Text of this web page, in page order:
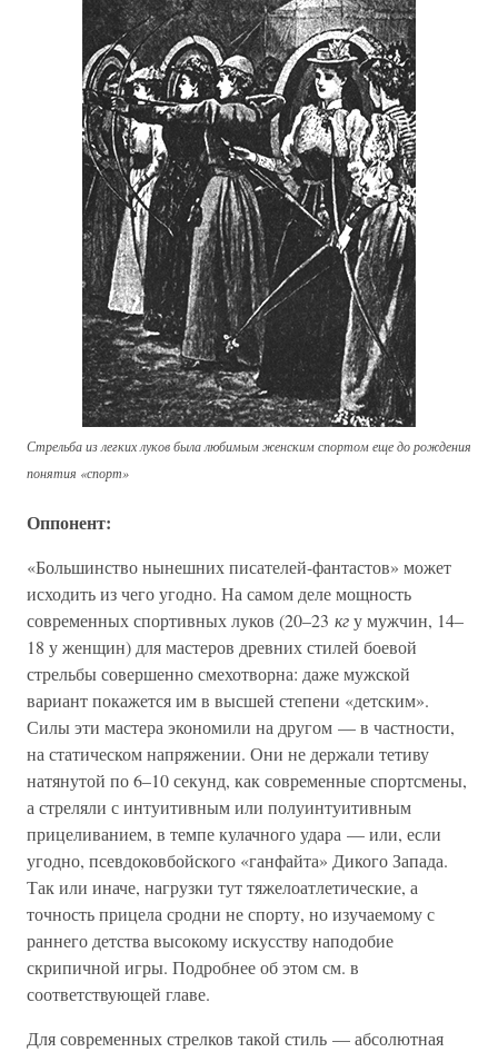
Стрельба из легких луков была любимым женским спортом еще до рождения
понятия «спорт»
Оппонент:
«Большинство нынешних писателей-фантастов» может
исходить из чего угодно. На самом деле мощность
современных спортивных луков (20–23 кгу мужчин, 14–
18 у женщин) для мастеров древних стилей боевой
стрельбы совершенно смехотворна: даже мужской
вариант покажется им в высшей степени «детским».
Силы эти мастера экономили на другом — в частности,
на статическом напряжении. Они не держали тетиву
натянутой по 6–10 секунд, как современные спортсмены,
а стреляли с интуитивным или полуинтуитивным
прицеливанием, в темпе кулачного удара — или, если
угодно, псевдоковбойского «ганфайта» Дикого Запада.
Так или иначе, нагрузки тут тяжелоатлетические, а
точность прицела сродни не спорту, но изучаемому с
раннего детства высокому искусству наподобие
скрипичной игры. Подробнее об этом см. в
соответствующей главе.
Для современных стрелков такой стиль — абсолютная